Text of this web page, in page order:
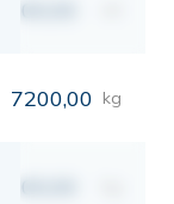
00,00
7200,00 kg
00,00